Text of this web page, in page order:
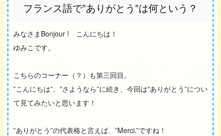
フランス語で”ありがとう”は何という？
みなさまBonjour ! こんにちは！
ゆみこです。
こちらのコーナー（？）も第三回目。
”こんにちは”、”さようなら”に続き、今回は”ありがとう”につい
て見てみたいと思います！
”ありがとう”の代表格と言えば、”Merci.”ですね！